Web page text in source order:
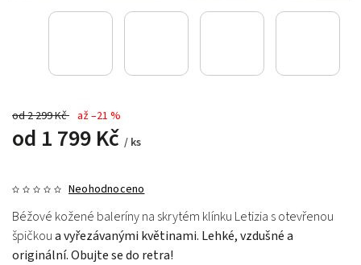
od 2 299 Kč až –21 %
od 1 799 Kč / ks
Neohodnoceno
Béžové kožené baleríny na skrytém klínku Letizia s otevřenou
špičkoua vyřezávanými květinami. Lehké, vzdušné a
originální. Obujte se do retra!